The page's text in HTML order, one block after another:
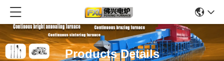
Products Details